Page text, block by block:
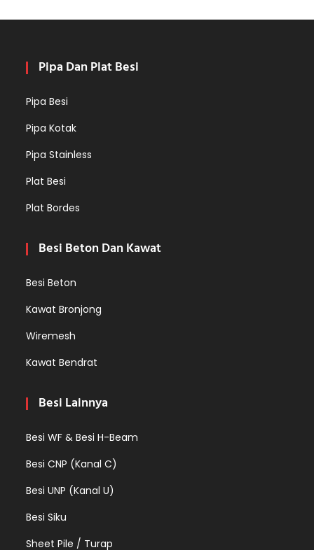
Pipa Dan Plat Besi
Pipa Besi
Pipa Kotak
Pipa Stainless
Plat Besi
Plat Bordes
Besi Beton Dan Kawat
Besi Beton
Kawat Bronjong
Wiremesh
Kawat Bendrat
Besi Lainnya
Besi WF & Besi H-Beam
Besi CNP (Kanal C)
Besi UNP (Kanal U)
Besi Siku
Sheet Pile / Turap